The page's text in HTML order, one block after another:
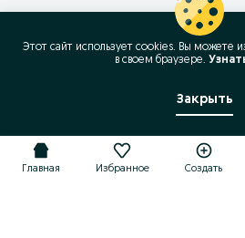
Главная Избранное Создать
Этот сайт использует cookies. Вы можете
в своeм браузере.
Закрыть